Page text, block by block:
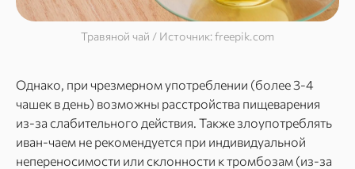
Травяной чай / Источник: freepik.com
Однако, при чрезмерном употреблении (более 3-4
чашек в день) возможны расстройства пищеварения
из-за слабительного действия. Также злоупотреблять
иван-чаем не рекомендуется при индивидуальной
непереносимости или склонности к тромбозам (из-за